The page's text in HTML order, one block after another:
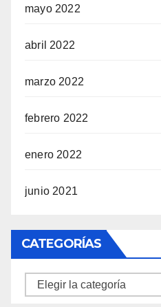
mayo 2022
abril 2022
marzo 2022
febrero 2022
enero 2022
junio 2021
CATEGORÍAS
Categorías